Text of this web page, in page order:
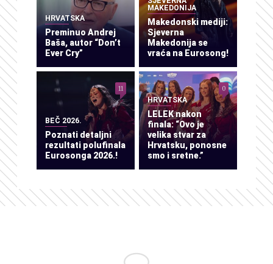
HRVATSKA
Preminuo Andrej
Baša, autor “Don’t
Ever Cry”
MAKEDONIJA
Makedonski mediji:
Sjeverna
Makedonija se
vraća na Eurosong!
BEČ 2026.
Poznati detaljni
rezultati polufinala
Eurosonga 2026.!
11
HRVATSKA
LELEK nakon
finala: “Ovo je
velika stvar za
Hrvatsku, ponosne
smo i sretne.”
0